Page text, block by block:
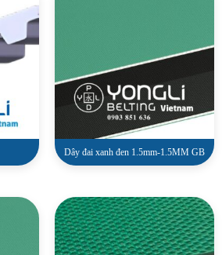
Dây đai xanh đen 1.5mm-1.5MM GB